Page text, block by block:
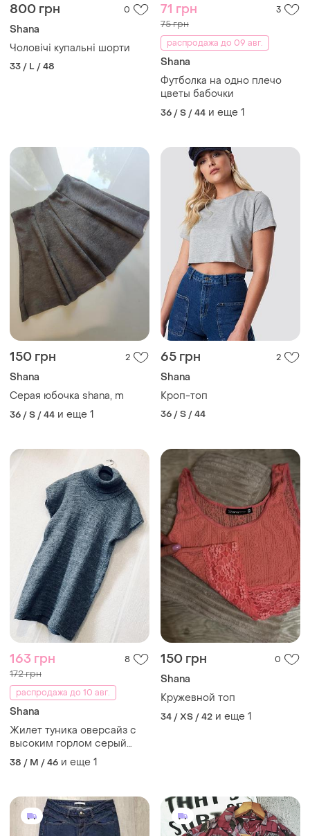
800 грн 0
Shana
Чоловічі купальні шорти
33 / L / 48
71 грн 3
75 грн
распродажа до 09 авг.
Shana
Футболка на одно плечо
цветы бабочки
36 / S / 44 и еще 1
150 грн 2
Shana
Серая юбочка shana, m
36 / S / 44 и еще 1
65 грн 2
Shana
Кроп-топ
36 / S / 44
163 грн 8
172 грн
распродажа до 10 авг.
Shana
Жилет туника оверсайз с
высоким горлом серый
недорого
38 / M / 46 и еще 1
150 грн 0
Shana
Кружевной топ
34 / XS / 42 и еще 1